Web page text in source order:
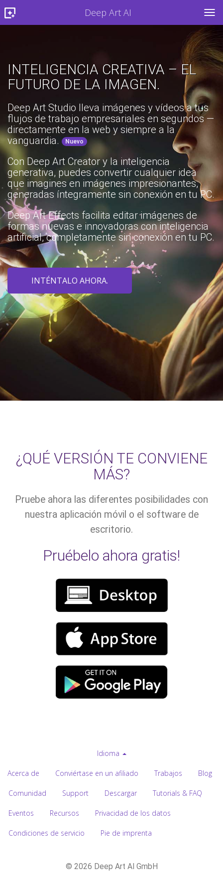
Deep Art AI
INTELIGENCIA CREATIVA – EL
FUTURO DE LA IMAGEN.
Deep Art Studio lleva imágenes y vídeos a tus
flujos de trabajo empresariales en segundos —
directamente en la web y siempre a la
vanguardia.
Nuevo
Con Deep Art Creator y la inteligencia
generativa, puedes convertir cualquier idea
que imagines en imágenes impresionantes,
generadas íntegramente sin conexión en tu PC.
Deep Art Effects facilita editar imágenes de
formas nuevas e innovadoras con inteligencia
artificial, completamente sin conexión en tu PC.
INTÉNTALO AHORA.
¿QUÉ VERSIÓN TE CONVIENE
MÁS?
Pruebe ahora las diferentes posibilidades con
nuestra aplicación móvil o el software de
escritorio.
Pruébelo ahora gratis!
Idioma
Acerca de Conviértase en un afiliado Trabajos Blog
Comunidad Support Descargar Tutorials & FAQ
Eventos Recursos Privacidad de los datos
Condiciones de servicio Pie de imprenta
© 2026 Deep Art AI GmbH